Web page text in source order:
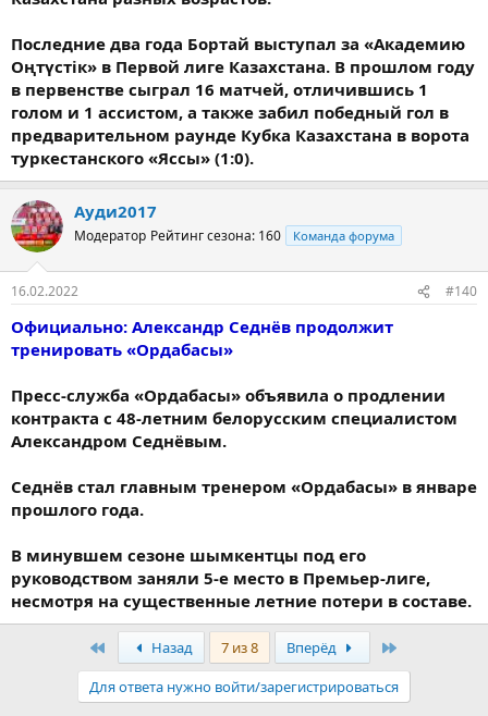
Последние два года Бортай выступал за «Академию
Оңтүстік» в Первой лиге Казахстана. В прошлом году
в первенстве сыграл 16 матчей, отличившись 1
голом и 1 ассистом, а также забил победный гол в
предварительном раунде Кубка Казахстана в ворота
туркестанского «Яссы» (1:0).
Ауди2017
Модератор Рейтинг сезона: 160 Команда форума
16.02.2022 #140
Официально: Александр Седнёв продолжит
тренировать «Ордабасы»
Пресс-служба «Ордабасы» объявила о продлении
контракта с 48-летним белорусским специалистом
Александром Седнёвым.
Седнёв стал главным тренером «Ордабасы» в январе
прошлого года.
В минувшем сезоне шымкентцы под его
руководством заняли 5-е место в Премьер-лиге,
несмотря на существенные летние потери в составе.
ПервыйНазад 7 из 8 Вперёд
Для ответа нужно войти/зарегистрироваться